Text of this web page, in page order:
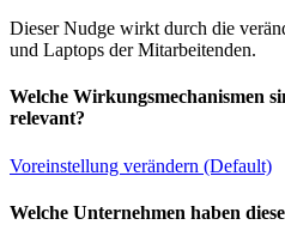
Dieser Nudge wirkt durch die
und Laptops der Mitarbeitenden.
Welche Wirkungsmechanismen
relevant?
Voreinstellung verändern (Default)
Welche Unternehmen haben